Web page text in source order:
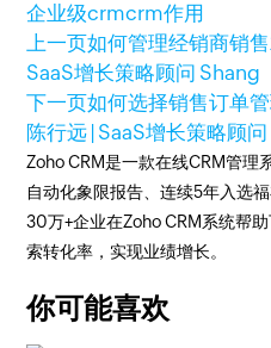
企业级crmcrm作用
上一页如何管理经销商销售
SaaS增长策略顾问 Shang
下一页如何选择销售订单
陈行远 | SaaS增长策略顾问
Zoho CRM是一款在线CRM管理
自动化象限报告、连续5年入选
30万+企业在Zoho CRM系统帮
索转化率，实现业绩增长。
你可能喜欢